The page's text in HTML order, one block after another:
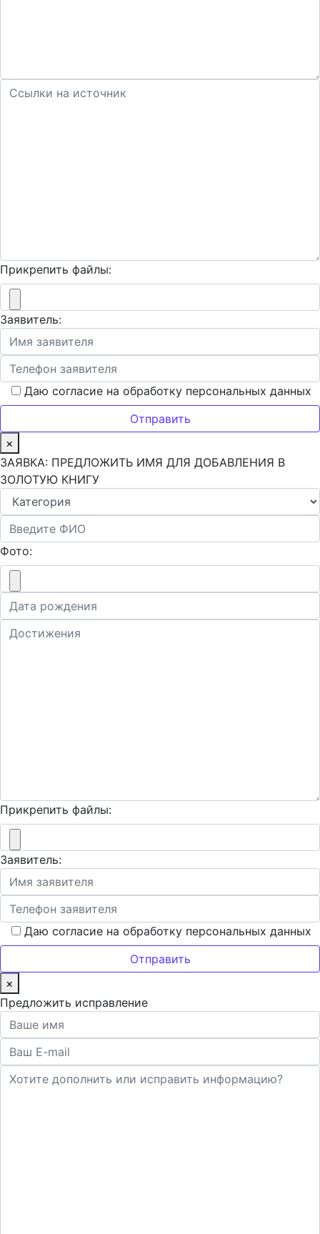
Прикрепить файлы:
Заявитель:
Даю согласие на обработку персональных данных
×
ЗАЯВКА: ПРЕДЛОЖИТЬ ИМЯ ДЛЯ ДОБАВЛЕНИЯ В
ЗОЛОТУЮ КНИГУ
Фото:
Прикрепить файлы:
Заявитель:
Даю согласие на обработку персональных данных
×
Предложить исправление